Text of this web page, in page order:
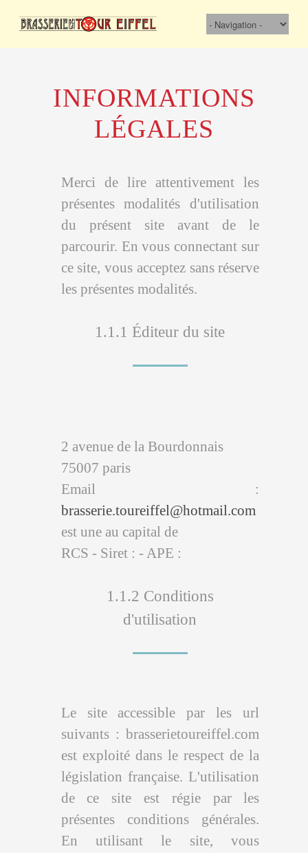
INFORMATIONS
LÉGALES
Merci de lire attentivement les
présentes modalités d'utilisation
du présent site avant de le
parcourir. En vous connectant sur
ce site, vous acceptez sans réserve
les présentes modalités.
1.1.1 Éditeur du site
2 avenue de la Bourdonnais
75007 paris
Email :
brasserie.toureiffel@hotmail.com
est une au capital de
RCS - Siret : - APE :
1.1.2 Conditions
d'utilisation
Le site accessible par les url
suivants : brasserietoureiffel.com
est exploité dans le respect de la
législation française. L'utilisation
de ce site est régie par les
présentes conditions générales.
En utilisant le site, vous